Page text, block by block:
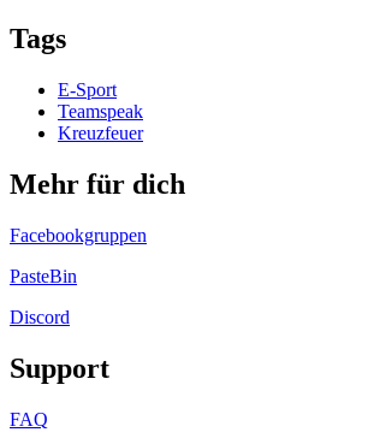
Tags
E-Sport
Teamspeak
Kreuzfeuer
Mehr für dich
Facebookgruppen
PasteBin
Discord
Support
FAQ